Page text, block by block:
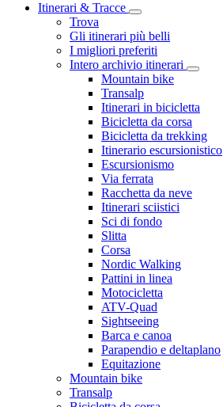
Itinerari & Tracce
Trova
Gli itinerari più belli
I migliori preferiti
Intero archivio itinerari
Mountain bike
Transalp
Itinerari in bicicletta
Bicicletta da corsa
Bicicletta da trekking
Itinerario escursionistico
Escursionismo
Via ferrata
Racchetta da neve
Itinerari sciistici
Sci di fondo
Slitta
Corsa
Nordic Walking
Pattini in linea
Motocicletta
ATV-Quad
Sightseeing
Barca e canoa
Parapendio e deltaplano
Equitazione
Mountain bike
Transalp